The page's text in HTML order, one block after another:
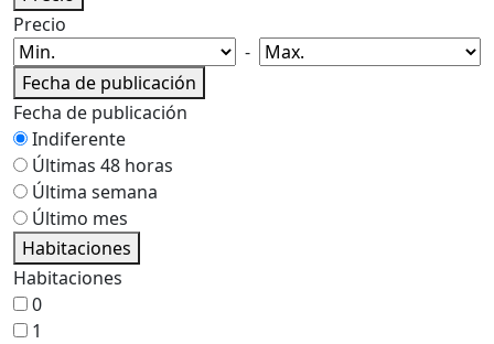
Precio
-
Fecha de publicación
Fecha de publicación
Indiferente
Últimas 48 horas
Última semana
Último mes
Habitaciones
Habitaciones
0
1